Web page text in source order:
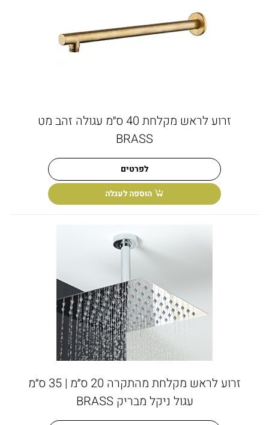
זרוע לראש מקלחת 40 ס״מ עגולה זהב מט
BRASS
לפרטים
הוספה לעגלה
זרוע לראש מקלחת מהתקרה 20 ס״מ | 35 ס״מ
עגול ניקל מבריק BRASS